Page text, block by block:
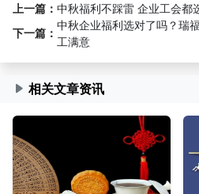
上一篇： 中秋福利不踩雷 企业工会都
下一篇：
中秋企业福利选对了吗？瑞
工满意
相关文章资讯